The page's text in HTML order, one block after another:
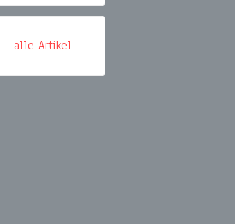
alle Artikel